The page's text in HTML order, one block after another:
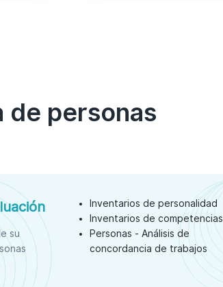
de personas
su
Inventarios de personalidad
Inventarios de competencias
Personas - Análisis de
concordancia de trabajos